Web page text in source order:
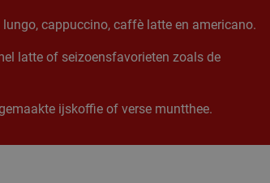
lungo, cappuccino, caffè latte en americano.
latte of seizoensfavorieten zoals de
ijskoffie of verse muntthee.